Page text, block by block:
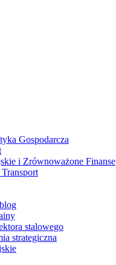
Gospodarcza
i Zrównoważone Finanse
stalowego
strategiczna